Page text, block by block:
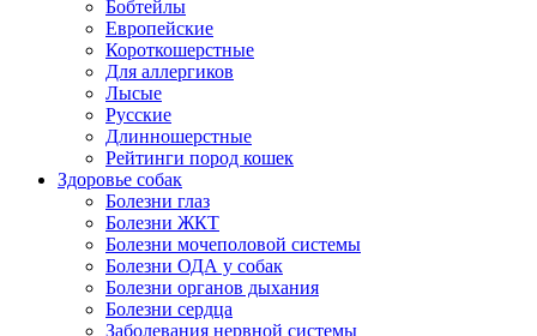
Бобтейлы
Европейские
Короткошерстные
Для аллергиков
Лысые
Русские
Длинношерстные
Рейтинги пород кошек
Здоровье собак
Болезни глаз
Болезни ЖКТ
Болезни мочеполовой системы
Болезни ОДА у собак
Болезни органов дыхания
Болезни сердца
Заболевания нервной системы